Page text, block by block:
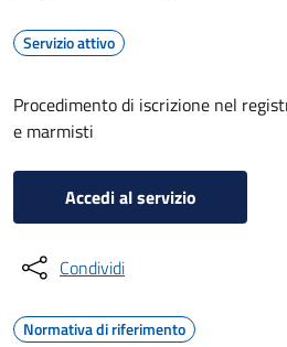
Servizio attivo
Procedimento di iscrizione nel
e marmisti
Accedi al servizio
Condividi
Normativa di riferimento